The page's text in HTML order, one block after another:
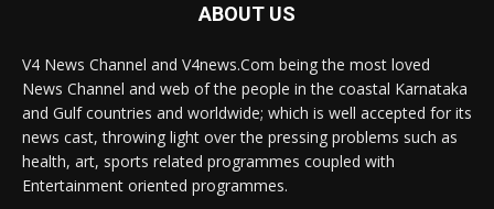
ABOUT US
V4 News Channel and V4news.Com being the most loved
News Channel and web of the people in the coastal Karnataka
and Gulf countries and worldwide; which is well accepted for its
news cast, throwing light over the pressing problems such as
health, art, sports related programmes coupled with
Entertainment oriented programmes.